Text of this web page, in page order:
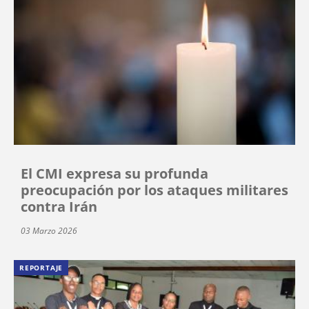
El CMI expresa su profunda
preocupación por los ataques militares
contra Irán
03 Marzo 2026
REPORTAJE